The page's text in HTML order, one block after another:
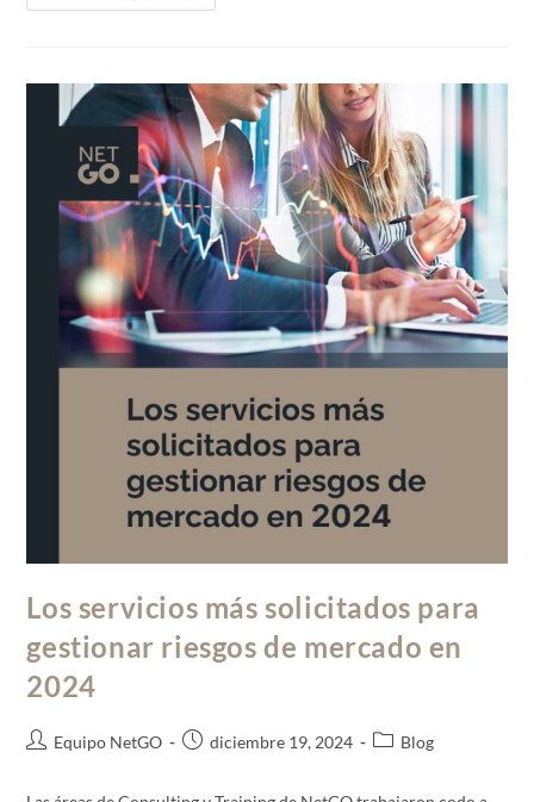
Los servicios más solicitados para
gestionar riesgos de mercado en
2024
Equipo NetGO diciembre 19, 2024 Blog